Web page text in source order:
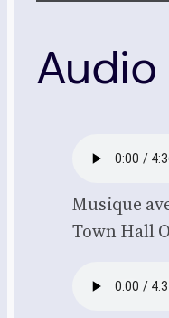
Audio
Musique
Town Hall